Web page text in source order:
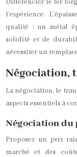
Différencier le fer
l’expérience.
qualité : un métal
solidité et de
nécessiter un
Négociation,
La négociation, le
aspects essentiels à
Négociation du
Proposez un prix
marché et des